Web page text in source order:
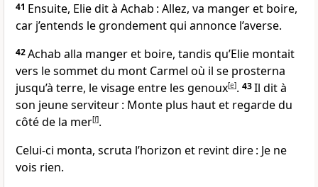
41 Ensuite, Elie dit à Achab : Allez, va manger et boire,
car j’entends le grondement qui annonce l’averse.
42Achab alla manger et boire, tandis qu’Elie montait
vers le sommet du mont Carmel où il se prosterna
jusqu’à terre, le visage entre les genoux[e]. 43Il dit à
son jeune serviteur : Monte plus haut et regarde du
côté de la mer[f].
Celui-ci monta, scruta l’horizon et revint dire : Je ne
vois rien.